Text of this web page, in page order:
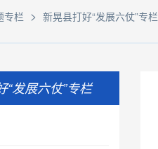
专栏 > 新晃县打好“发展六仗”专栏
“发展六仗”专栏